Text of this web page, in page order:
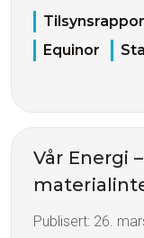
Equinor
Vår Energi
Publisert: 26.